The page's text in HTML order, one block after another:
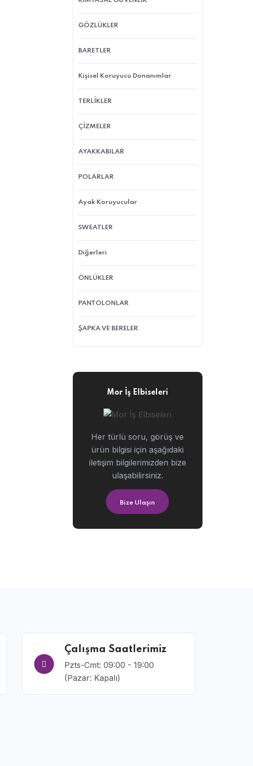
GÖZLÜKLER
BARETLER
Kişisel Koruyucu Donanımlar
TERLİKLER
ÇİZMELER
AYAKKABILAR
POLARLAR
Ayak Koruyucular
SWEATLER
Diğerleri
ÖNLÜKLER
PANTOLONLAR
ŞAPKA VE BERELER
Mor İş Elbiseleri
Her türlü soru, görüş ve
ürün bilgisi için aşağıdaki
iletişim bilgilerimizden bize
ulaşabilirsiniz.
Bize Ulaşın
Çalışma Saatlerimiz
Pzts-Cmt: 09:00 - 19:00
(Pazar: Kapalı)